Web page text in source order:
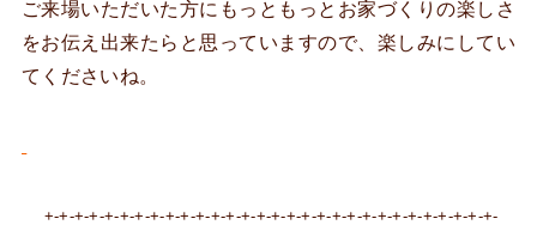
ご来場いただいた方にもっともっとお家づくりの楽しさ
をお伝え出来たらと思っていますので、楽しみにしてい
てくださいね。
+-+-+-+-+-+-+-+-+-+-+-+-+-+-+-+-+-+-+-+-+-+-+-+-+-+-+-+-+-+-